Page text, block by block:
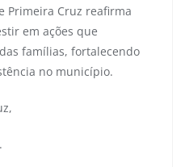
Primeira Cruz reafirma
em ações que
famílias, fortalecendo
no município.